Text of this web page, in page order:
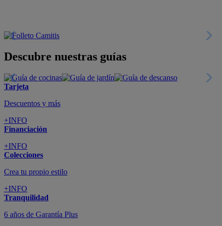
Descubre nuestras guías
Tarjeta
Descuentos y más
+INFO
Financiación
+INFO
Colecciones
Crea tu propio estilo
+INFO
Tranquilidad
6 años de Garantía Plus